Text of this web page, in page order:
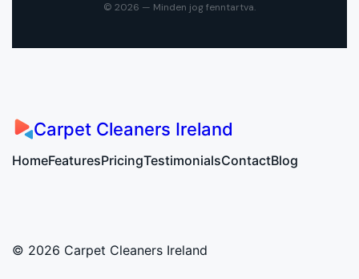
© 2026 — Minden jog fenntartva.
Carpet Cleaners Ireland
HomeFeaturesPricingTestimonialsContactBlog
© 2026 Carpet Cleaners Ireland